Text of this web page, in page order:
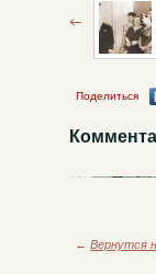
Поделиться
← Вернутся